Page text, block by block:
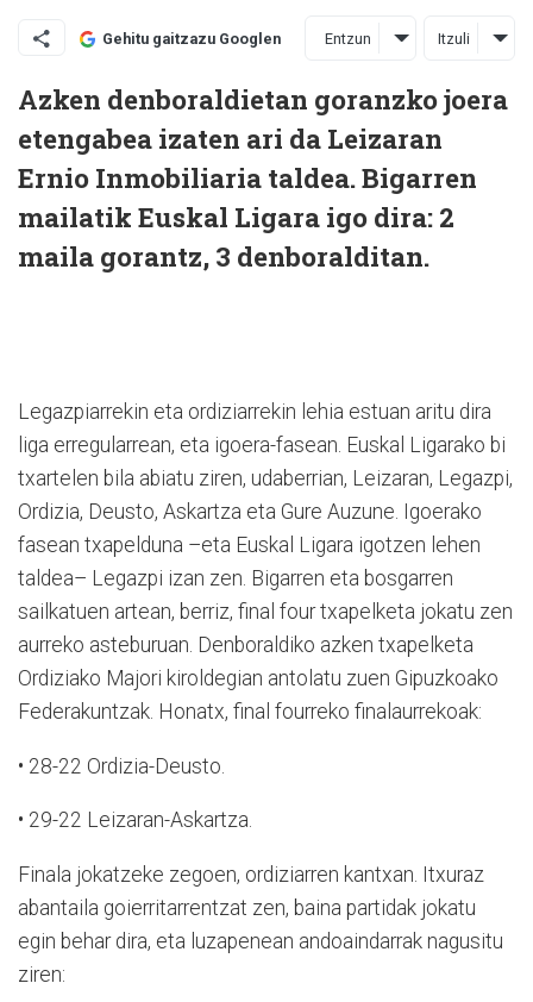
Gehitu gaitzazu Googlen Entzun Itzuli
Azken denboraldietan goranzko joera
etengabea izaten ari da Leizaran
Ernio Inmobiliaria taldea. Bigarren
mailatik Euskal Ligara igo dira: 2
maila gorantz, 3 denboralditan.
Legazpiarrekin eta ordiziarrekin lehia estuan aritu dira
liga erregularrean, eta igoera-fasean. Euskal Ligarako bi
txartelen bila abiatu ziren, udaberrian, Leizaran, Legazpi,
Ordizia, Deusto, Askartza eta Gure Auzune. Igoerako
fasean txapelduna –eta Euskal Ligara igotzen lehen
taldea– Legazpi izan zen. Bigarren eta bosgarren
sailkatuen artean, berriz, final four txapelketa jokatu zen
aurreko asteburuan. Denboraldiko azken txapelketa
Ordiziako Majori kiroldegian antolatu zuen Gipuzkoako
Federakuntzak. Honatx, final fourreko finalaurrekoak:
• 28-22 Ordizia-Deusto.
• 29-22 Leizaran-Askartza.
Finala jokatzeke zegoen, ordiziarren kantxan. Itxuraz
abantaila goierritarrentzat zen, baina partidak jokatu
egin behar dira, eta luzapenean andoaindarrak nagusitu
ziren: